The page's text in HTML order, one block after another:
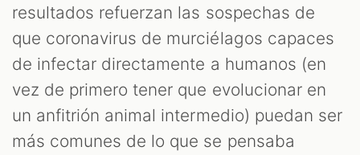
resultados refuerzan las sospechas de
que coronavirus de murciélagos capaces
de infectar directamente a humanos (en
vez de primero tener que evolucionar en
un anfitrión animal intermedio) puedan ser
más comunes de lo que se pensaba